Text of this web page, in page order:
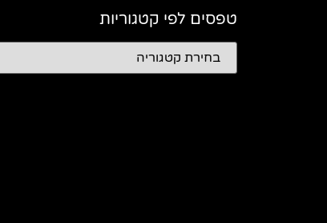
טפסים לפי קטגוריות